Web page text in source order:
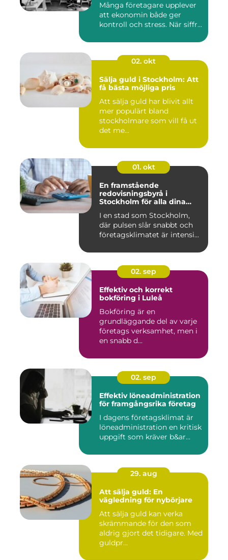
Många företagare upplever
att ekonomin både ger
kontroll och stress. När siffr...
02. okt
Sälja guld i Stockholm: Att
få bästa möjliga pris
Att sälja guld har blivit allt
mer populärt bland
stockholmare som vill få ut
det me...
01. okt
En framstående
redovisningsbyrå i
Stockholm för alla dina
I en stad som Stockholm,
där pulsen slår snabbt och
företagsklimatet är intensi...
02. sep
Effektiv och korrekt
bokföring i Luleå
Bokföring är en
grundläggande del av varje
företags verksamhet, men i
en snabb d...
02. sep
Effektiv löneadministration
för framgångsrika företag
I dagens företagsklimat är
löneadministration en kritisk
uppgift som kräver b&ar...
29. aug
Att sälja guld: En
vägledning för nybörjare
Att sälja guld kan verka
skrämmande för den som
aldrig gjort det tidigare. Med
guldpr...